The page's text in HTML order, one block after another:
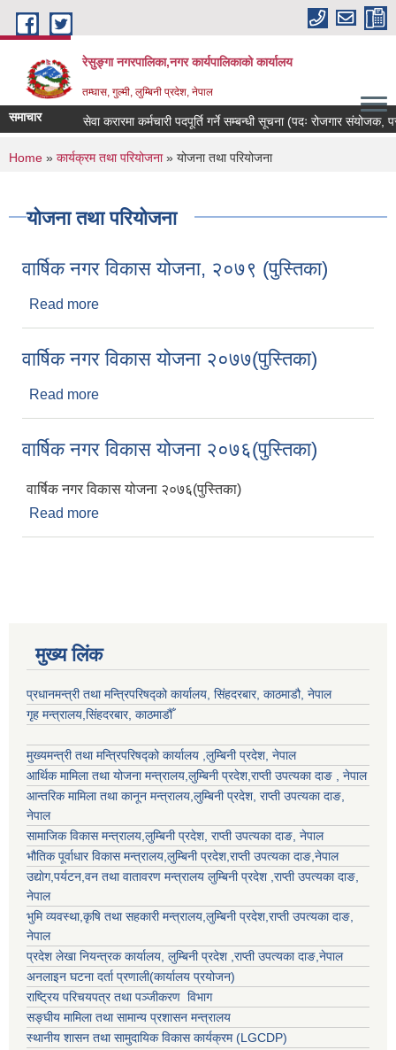
Skip to main content
रेसुङ्गा नगरपालिका,नगर कार्यपालिकाको कार्यालय
तम्घास, गुल्मी, लुम्बिनी प्रदेश, नेपाल
समाचार सेवा करारमा कर्मचारी पदपूर्ति गर्ने सम्बन्धी सूचना (पदः रोजगार संयोजक,
You are here
Home » कार्यक्रम तथा परियोजना» योजना तथा परियोजना
योजना तथा परियोजना
वार्षिक नगर विकास योजना, २०७९ (पुस्तिका)
Read more
वार्षिक नगर विकास योजना २०७७(पुस्तिका)
Read more
वार्षिक नगर विकास योजना २०७६(पुस्तिका)
वार्षिक नगर विकास योजना २०७६(पुस्तिका)
Read more
मुख्य लिंक
प्रधानमन्त्री तथा मन्त्रिपरिषद्को कार्यालय, सिंहदरबार, काठमाडौ, नेपाल
गृह मन्त्रालय,सिंहदरबार, काठमाडौँ
मुख्यमन्त्री तथा मन्त्रिपरिषद्को कार्यालय ,लुम्बिनी प्रदेश, नेपाल
आर्थिक मामिला तथा योजना मन्त्रालय,लुम्बिनी प्रदेश,राप्ती उपत्यका दाङ , नेपाल
आन्तरिक मामिला तथा कानून मन्त्रालय,लुम्बिनी प्रदेश, राप्ती उपत्यका दाङ,
नेपाल
सामाजिक विकास मन्त्रालय,लुम्बिनी प्रदेश, राप्ती उपत्यका दाङ, नेपाल
भौतिक पूर्वाधार विकास मन्त्रालय,लुम्बिनी प्रदेश,राप्ती उपत्यका दाङ,नेपाल
उद्याेग,पर्यटन,वन तथा वातावरण मन्त्रालय लुम्बिनी प्रदेश ,राप्ती उपत्यका दाङ,
नेपाल
भुमि व्यवस्था,कृषि तथा सहकारी मन्त्रालय,लुम्बिनी प्रदेश,राप्ती उपत्यका दाङ,
नेपाल
प्रदेश लेखा नियन्त्रक कार्यालय, लुम्बिनी प्रदेश ,राप्ती उपत्यका दाङ,नेपाल
अनलाइन घटना दर्ता प्रणाली(कार्यालय प्रयोजन)
राष्ट्रिय परिचयपत्र तथा पञ्जीकरण विभाग
सङ्घीय मामिला तथा सामान्य प्रशासन मन्त्रालय
स्थानीय शासन तथा सामुदायिक विकास कार्यक्रम (LGCDP)